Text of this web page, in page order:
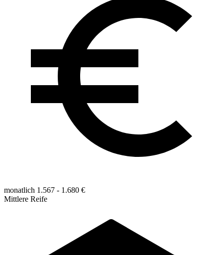
monatlich 1.567 - 1.680 €
Mittlere Reife